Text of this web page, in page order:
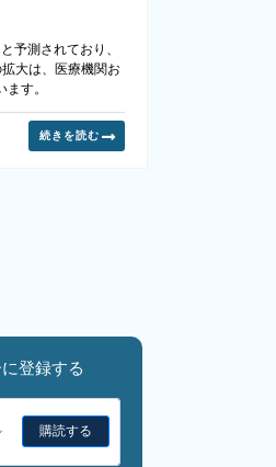
予測されており、
大は、医療機関お
す。
続きを読む
登録する
購読する